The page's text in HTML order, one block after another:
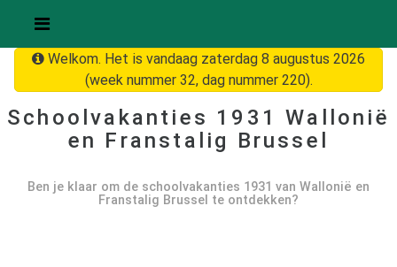
Welkom. Het is vandaag zaterdag 8 augustus 2026
(week nummer 32, dag nummer 220).
Schoolvakanties 1931
Wallonië
en Franstalig Brussel
Ben je klaar om de schoolvakanties 1931 van Wallonië en
Franstalig Brussel te ontdekken?